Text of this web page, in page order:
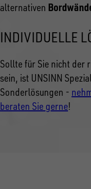
alternativen
INDIVIDUELLE
Sollte für Sie nicht der
sein, ist UNSINN
Sonderlösungen -
beraten Sie gerne!